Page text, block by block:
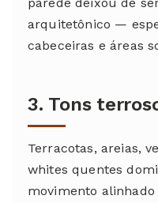
arquitetônico —
cabeceiras e áreas
3. Tons
Terracotas, areias,
whites quentes
movimento